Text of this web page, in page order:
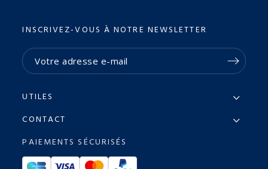
INSCRIVEZ-VOUS À NOTRE NEWSLETTER
UTILES
CONTACT
PAIEMENTS SÉCURISÉS